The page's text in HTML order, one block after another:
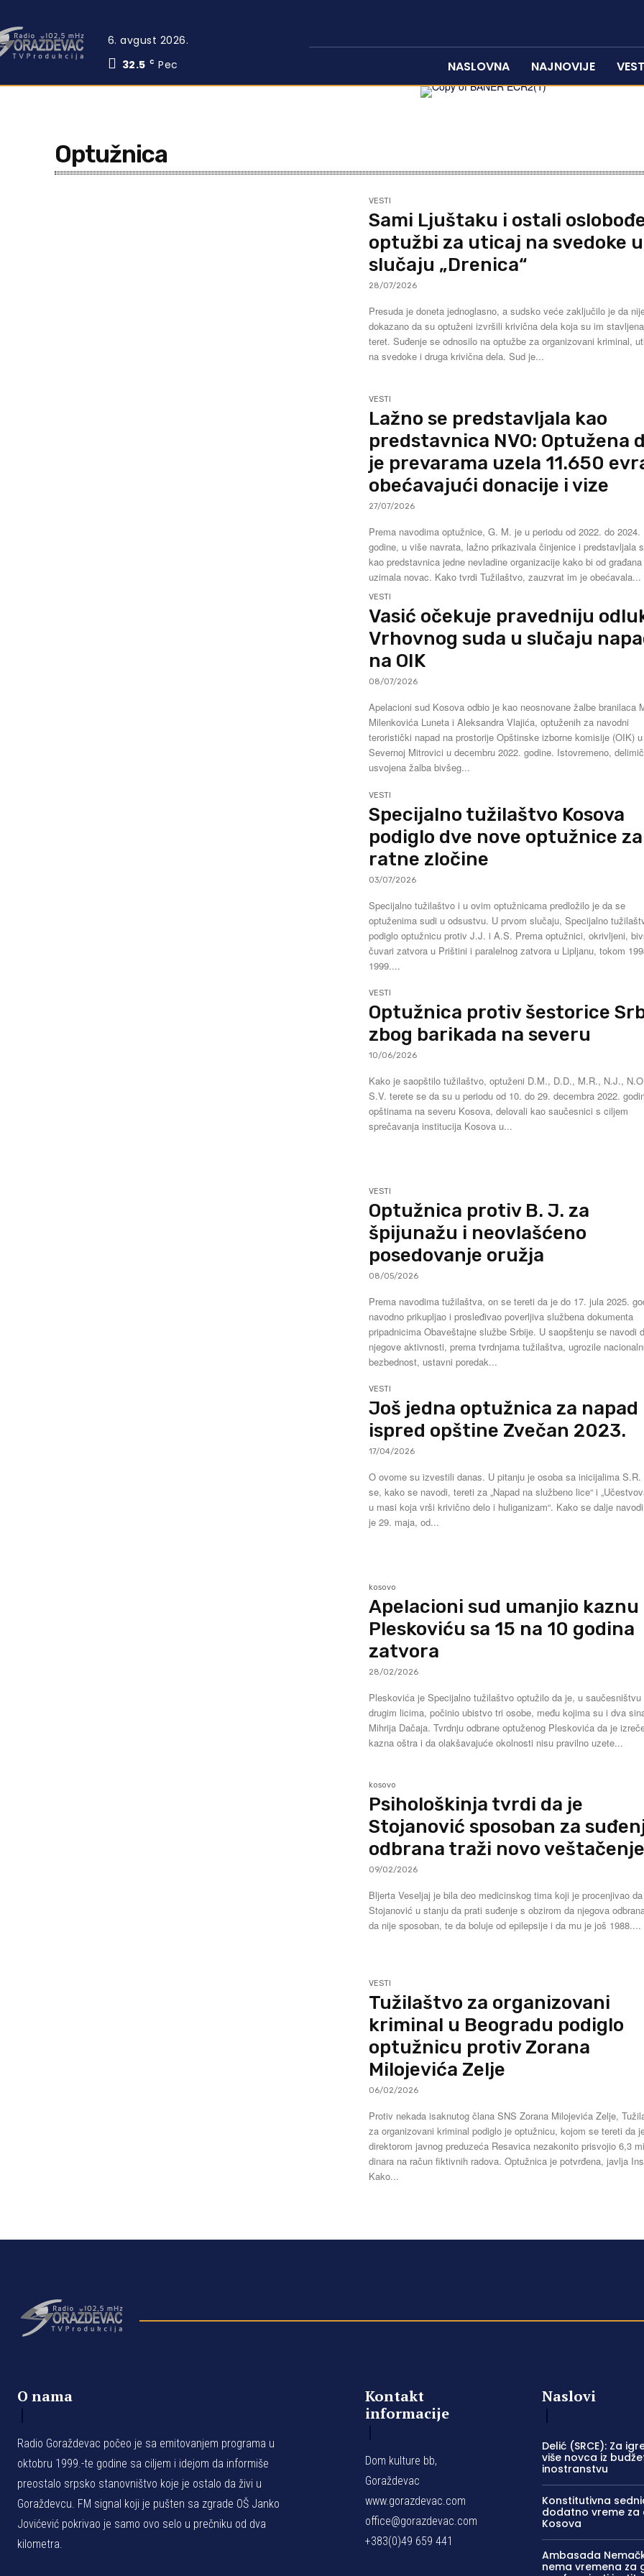
6. avgust 2026.
32.5 C Pec NASLOVNA NAJNOVIJE
Optužnica
VESTI
Sami Ljuštaku i ostali
optužbi za uticaj na svedoke u
slučaju „Drenica“
28/07/2026
Presuda je doneta jednoglasno, a sudsko veće zaključilo je da
dokazano da su optuženi izvršili krivična dela koja su im
teret. Suđenje se odnosilo na optužbe za organizovani kriminal,
na svedoke i druga krivična dela. Sud je...
VESTI
Lažno se predstavljala kao
predstavnica NVO: Optužena
je prevarama uzela 11.650
obećavajući donacije i vize
27/07/2026
Prema navodima optužnice, G. M. je u periodu od 2022. do 2024.
godine, u više navrata, lažno prikazivala činjenice i predstavljala
kao predstavnica jedne nevladine organizacije kako bi od građana
uzimala novac. Kako tvrdi Tužilaštvo, zauzvrat im je obećavala...
VESTI
Vasić očekuje pravedniju
Vrhovnog suda u slučaju
na OIK
08/07/2026
Apelacioni sud Kosova odbio je kao neosnovane žalbe branilaca
Milenkovića Luneta i Aleksandra Vlajića, optuženih za navodni
teroristički napad na prostorije Opštinske izborne komisije (OIK) u
Severnoj Mitrovici u decembru 2022. godine. Istovremeno,
usvojena žalba bivšeg...
VESTI
Specijalno tužilaštvo Kosova
podiglo dve nove optužnice za
ratne zločine
03/07/2026
Specijalno tužilaštvo i u ovim optužnicama predložilo je da se
optuženima sudi u odsustvu. U prvom slučaju, Specijalno tužilaštvo je
podiglo optužnicu protiv J.J. i A.S. Prema optužnici, okrivljeni, bivši
čuvari zatvora u Prištini i paralelnog zatvora u Lipljanu, tokom
1999....
VESTI
Optužnica protiv šestorice
zbog barikada na severu
10/06/2026
Kako je saopštilo tužilaštvo, optuženi D.M., D.D., M.R., N.J.,
S.V. terete se da su u periodu od 10. do 29. decembra 2022.
opštinama na severu Kosova, delovali kao saučesnici s ciljem
sprečavanja institucija Kosova u...
VESTI
Optužnica protiv B. J. za
špijunažu i neovlašćeno
posedovanje oružja
08/05/2026
Prema navodima tužilaštva, on se tereti da je do 17. jula 2025.
navodno prikupljao i prosleđivao poverljiva službena dokumenta
pripadnicima Obaveštajne službe Srbije. U saopštenju se navodi
njegove aktivnosti, prema tvrdnjama tužilaštva, ugrozile
bezbednost, ustavni poredak...
VESTI
Još jedna optužnica za napad
ispred opštine Zvečan 2023.
17/04/2026
O ovome su izvestili danas. U pitanju je osoba sa inicijalima S.R. On
se, kako se navodi, tereti za „Napad na službeno lice“ i
u masi koja vrši krivično delo i huliganizam“. Kako se dalje navodi, on
je 29. maja, od...
kosovo
Apelacioni sud umanjio kaznu
Pleskoviću sa 15 na 10 godina
zatvora
28/02/2026
Pleskovića je Specijalno tužilaštvo optužilo da je, u saučesništvu
drugim licima, počinio ubistvo tri osobe, među kojima su i dva
Mihrija Dačaja. Tvrdnju odbrane optuženog Pleskovića da je izrečena
kazna oštra i da olakšavajuće okolnosti nisu pravilno uzete...
kosovo
Psihološkinja tvrdi da je
Stojanović sposoban za
odbrana traži novo veštačenje
09/02/2026
Bljerta Veseljaj je bila deo medicinskog tima koji je procenjivao
Stojanović u stanju da prati suđenje s obzirom da njegova
da nije sposoban, te da boluje od epilepsije i da mu je još 1988....
VESTI
Tužilaštvo za organizovani
kriminal u Beogradu podiglo
optužnicu protiv Zorana
Milojevića Zelje
06/02/2026
Protiv nekada isaknutog člana SNS Zorana Milojevića Zelje,
za organizovani kriminal podiglo je optužnicu, kojom se tereti da
direktorom javnog preduzeća Resavica nezakonito prisvojio 6,3
dinara na račun fiktivnih radova. Optužnica je potvrđena, javlja
Kako...
O nama
Radio Goraždevac počeo je sa emitovanjem programa u
oktobru 1999.-te godine sa ciljem i idejom da informiše
preostalo srpsko stanovništvo koje je ostalo da živi u
Goraždevcu. FM signal koji je pušten sa zgrade OŠ Janko
Jovićević pokrivao je samo ovo selo u prečniku od dva
kilometra.
Kontakt
informacije
Dom kulture bb,
Goraždevac
www.gorazdevac.com
office@gorazdevac.com
+383(0)49 659 441
Naslovi
Delić (SRCE): Za
više novca iz
inostranstvu
Konstitutivna
dodatno vreme
Kosova
Ambasada
nema vremena za